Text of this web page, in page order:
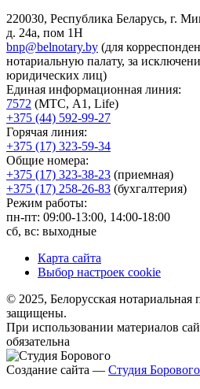
220030, Республика Беларусь, г.
д. 24а, пом 1Н
bnp@belnotary.by (для
нотариальную палату, за
юридических лиц)
Единая информационная линия:
7572 (МТС, A1, Life)
+375 (44) 592-99-27
Горячая линия:
+375 (17) 323-59-34
Общие номера:
+375 (17) 323-38-23 (приемная)
+375 (17) 258-26-83 (бухгалтерия)
Режим работы:
пн-пт: 09:00-13:00, 14:00-18:00
сб, вс: выходные
Карта сайта
Выбор настроек cookie
© 2025, Белорусская нотариальная
защищены.
При использовании материалов
обязательна
Создание сайта — Студия Борового